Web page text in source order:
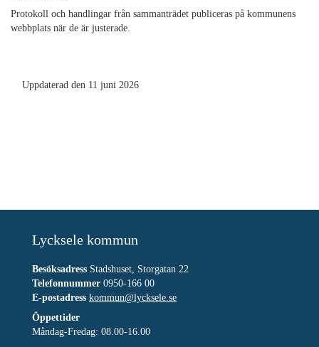
Protokoll och handlingar från sammanträdet publiceras på kommunens
webbplats när de är justerade.
Uppdaterad den 11 juni 2026
Lycksele kommun
Besöksadress Stadshuset, Storgatan 22
Telefonnummer 0950-166 00
E-postadress kommun@lycksele.se
Öppettider
Måndag-Fredag: 08.00-16.00